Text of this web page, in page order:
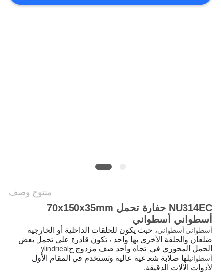
أخبار
منتوج وصف
NU314EC حفارة تحمل 70x150x35mm
أسطواني أسطواني
أسطواني أسطواني، حيث يكون للحلقات الداخلية أو الخارجية
ضلعان والحلقة الأخرى بها واحد ، تكون قادرة على تحمل بعض
الحمل المحوري في اتجاه واحد صف مزدوج ج ylindrical
أسطوانيلها صلابة شعاعية عالية وتستخدم في المقام الأول
لأدوات الآلات الدقيقة.